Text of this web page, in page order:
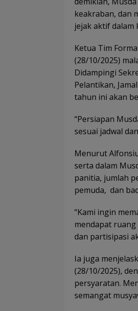
keakraban, dan
jejak aktif dalam
Ketua Tim
(28/10/2025)
Didampingi
Pelantikan,
tahun ini akan
“Persiapan
sesuai jadwal
Menurut
serta dalam
panitia, jumlah
pemuda, dan
“Kami ingin
mendapat
dan partisipasi
Ia juga
(28/10/2025),
persyaratan.
semangat